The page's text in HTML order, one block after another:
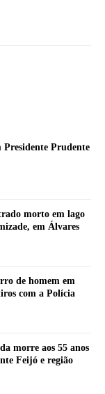
Presidente Prudente
morto em lago
em Álvares
de homem em
com a Polícia
morre aos 55 anos
Feijó e região